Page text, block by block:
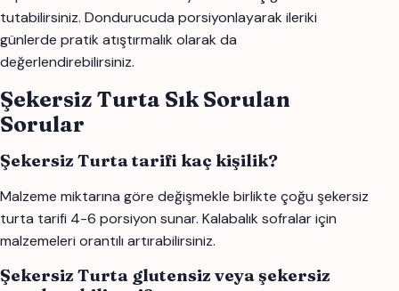
tutabilirsiniz. Dondurucuda porsiyonlayarak ileriki
günlerde pratik atıştırmalık olarak da
değerlendirebilirsiniz.
Şekersiz Turta Sık Sorulan
Sorular
Şekersiz Turta tarifi kaç kişilik?
Malzeme miktarına göre değişmekle birlikte çoğu şekersiz
turta tarifi 4-6 porsiyon sunar. Kalabalık sofralar için
malzemeleri orantılı artırabilirsiniz.
Şekersiz Turta glutensiz veya şekersiz